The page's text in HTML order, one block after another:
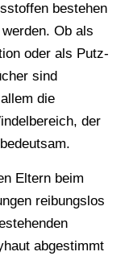
bestehen
Ob als
oder als Putz-
sind
die
der
Eltern beim
reibungslos
abgestimmt